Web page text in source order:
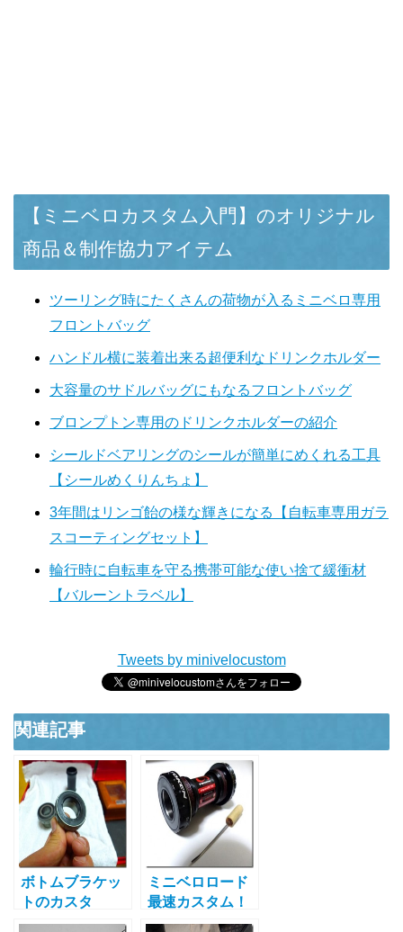
【ミニベロカスタム入門】のオリジナル
商品＆制作協力アイテム
ツーリング時にたくさんの荷物が入るミニベロ専用
フロントバッグ
ハンドル横に装着出来る超便利なドリンクホルダー
大容量のサドルバッグにもなるフロントバッグ
ブロンプトン専用のドリンクホルダーの紹介
シールドベアリングのシールが簡単にめくれる工具
【シールめくりんちょ】
3年間はリンゴ飴の様な輝きになる【自転車専用ガラ
スコーティングセット】
輪行時に自転車を守る携帯可能な使い捨て緩衝材
【バルーントラベル】
Tweets by minivelocustom
関連記事
ボトムブラケッ
トのカスタ
ム|BBの種類毎
ミニベロロード
最速カスタム！
ギア1枚分軽く